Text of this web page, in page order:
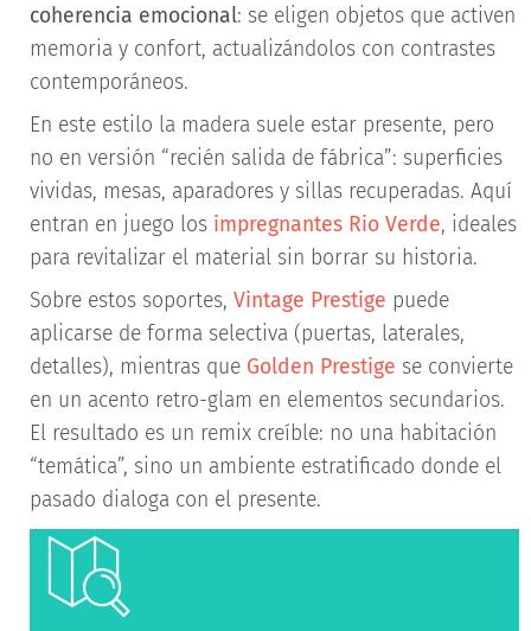
coherencia emocional: se eligen objetos que activen
memoria y confort, actualizándolos con contrastes
contemporáneos.
En este estilo la madera suele estar presente, pero
no en versión “recién salida de fábrica”: superficies
vividas, mesas, aparadores y sillas recuperadas. Aquí
entran en juego los impregnantes Rio Verde, ideales
para revitalizar el material sin borrar su historia.
Sobre estos soportes, Vintage Prestige puede
aplicarse de forma selectiva (puertas, laterales,
detalles), mientras que Golden Prestige se convierte
en un acento retro-glam en elementos secundarios.
El resultado es un remix creíble: no una habitación
“temática”, sino un ambiente estratificado donde el
pasado dialoga con el presente.